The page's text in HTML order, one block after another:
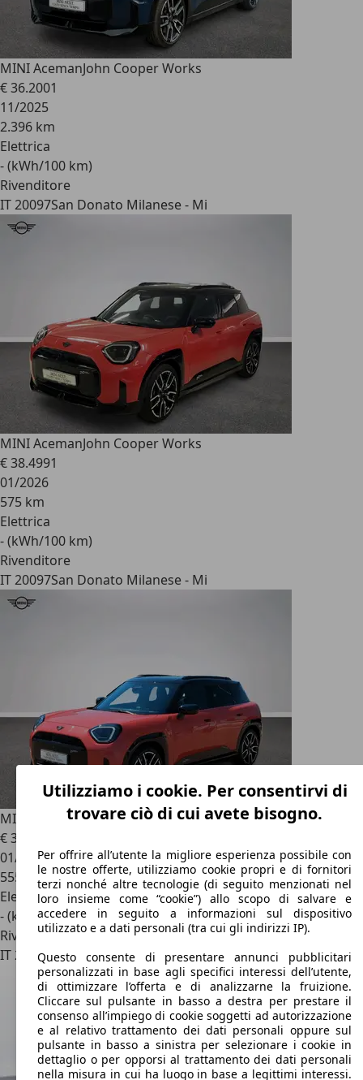
MINI AcemanJohn Cooper Works
€ 36.2001
11/2025
2.396 km
Elettrica
- (kWh/100 km)
Rivenditore
IT 20097San Donato Milanese - Mi
MINI AcemanJohn Cooper Works
€ 38.4991
01/2026
575 km
Elettrica
- (kWh/100 km)
Rivenditore
IT 20097San Donato Milanese - Mi
MINI AcemanJohn Cooper Works
€ 38.499
01/2026
555 km
Elettrica
- (kWh/100 km)
Rivenditore
IT 20097San Donato Milanese - Mi
Utilizziamo i cookie. Per consentirvi di
trovare ciò di cui avete bisogno.
Per offrire all’utente la migliore esperienza possibile con
le nostre offerte, utilizziamo cookie propri e di fornitori
terzi nonché altre tecnologie (di seguito menzionati nel
loro insieme come “cookie”) allo scopo di salvare e
accedere in seguito a informazioni sul dispositivo
utilizzato e a dati personali (tra cui gli indirizzi IP).
Questo consente di presentare annunci pubblicitari
personalizzati in base agli specifici interessi dell’utente,
di ottimizzare l’offerta e di analizzarne la fruizione.
Cliccare sul pulsante in basso a destra per prestare il
consenso all’impiego di cookie soggetti ad autorizzazione
e al relativo trattamento dei dati personali oppure sul
pulsante in basso a sinistra per selezionare i cookie in
dettaglio o per opporsi al trattamento dei dati personali
nella misura in cui ha luogo in base a legittimi interessi.